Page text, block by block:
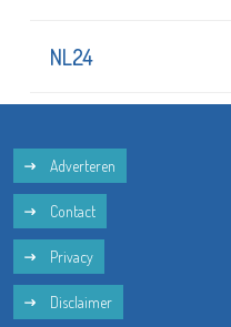
NL24
Adverteren
Contact
Privacy
Disclaimer